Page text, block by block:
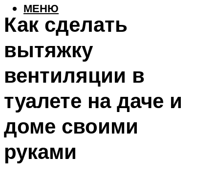
МЕНЮ
Как сделать
вытяжку
вентиляции в
туалете на даче и
доме своими
руками